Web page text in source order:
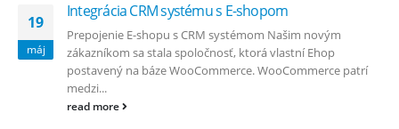
19
máj
Integrácia CRM systému s E-shopom
Prepojenie E-shopu s CRM systémom Našim novým
zákazníkom sa stala spoločnosť, ktorá vlastní Ehop
postavený na báze WooCommerce. WooCommerce patrí
medzi...
read more